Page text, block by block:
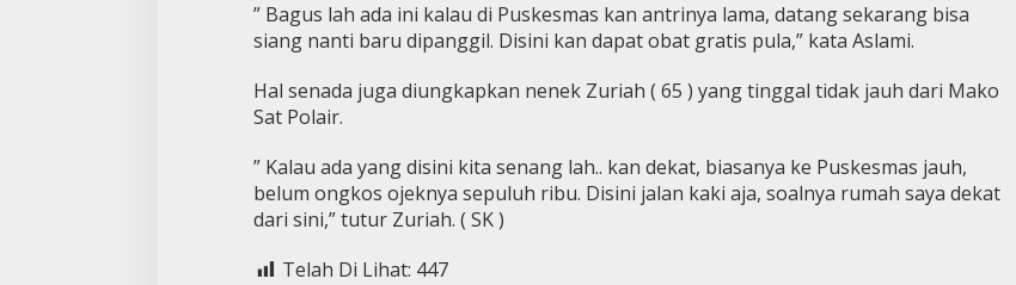
” Bagus lah ada ini kalau di Puskesmas kan antrinya lama, datang sekarang bisa
siang nanti baru dipanggil. Disini kan dapat obat gratis pula,” kata Aslami.
Hal senada juga diungkapkan nenek Zuriah ( 65 ) yang tinggal tidak jauh dari Mako
Sat Polair.
” Kalau ada yang disini kita senang lah.. kan dekat, biasanya ke Puskesmas jauh,
belum ongkos ojeknya sepuluh ribu. Disini jalan kaki aja, soalnya rumah saya dekat
dari sini,” tutur Zuriah. ( SK )
Telah Di Lihat: 447